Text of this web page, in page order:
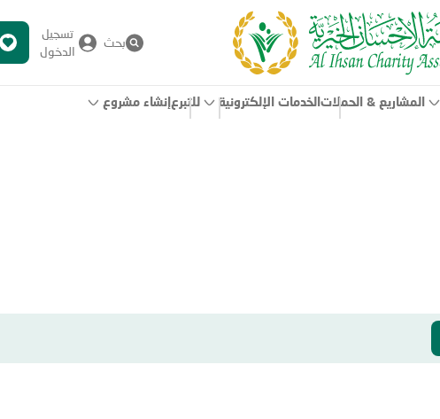
بحث
تسجيل
الدخول
المشاريع & الحملات الخدمات الإلكترونية للتبرع إنشاء مشروع